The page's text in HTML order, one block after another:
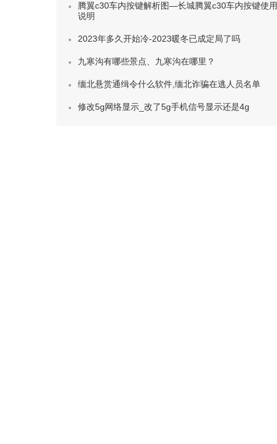
腾翼c30车内按键解析图—长城腾翼c30车内按键使用
说明
2023年多久开始冷-2023暖冬已成定局了吗
九寒沟有哪些景点、九寒沟在哪里？
缅北悬赏通缉令什么软件,缅北诈骗在逃人员名单
修改5g网络显示_改了5g手机信号显示还是4g